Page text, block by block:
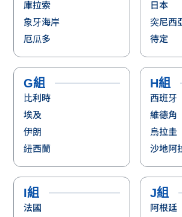
庫拉索
象牙海岸
厄瓜多
日本
突尼西
待定
G組
比利時
埃及
伊朗
紐西蘭
H組
西班牙
維德角
烏拉圭
沙地阿
I組
法國
J組
阿根廷